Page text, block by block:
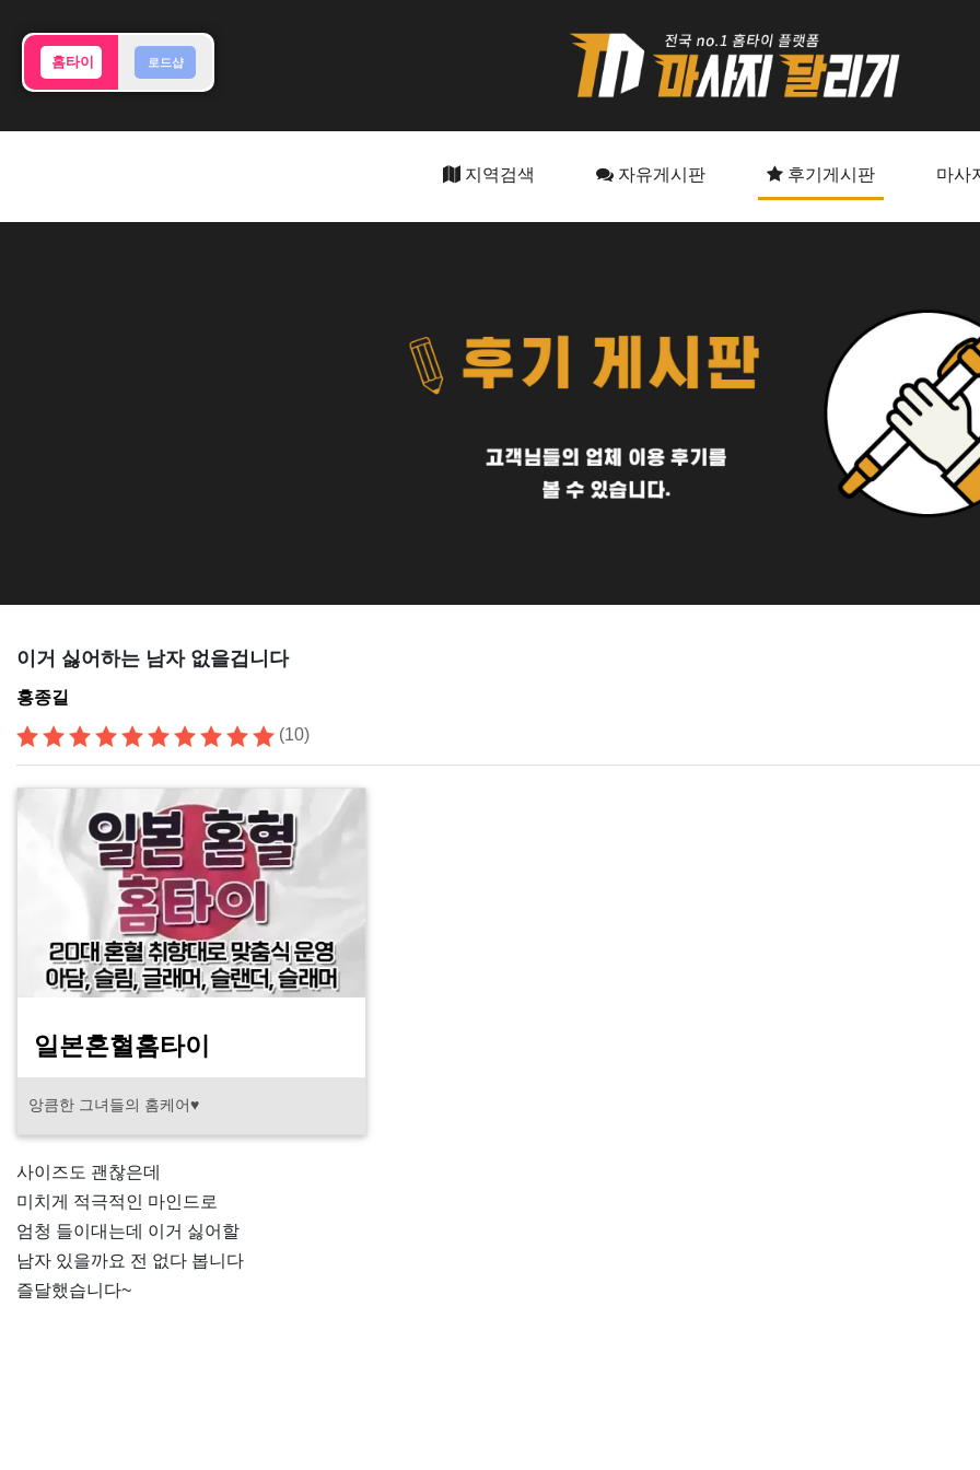
홈타이 로드샵
지역검색 자유게시판 후기게시판 마사
이거 싫어하는 남자 없을겁니다
홍종길
(10)
일본혼혈홈타이
앙큼한 그녀들의 홈케어♥
사이즈도 괜찮은데
미치게 적극적인 마인드로
엄청 들이대는데 이거 싫어할
남자 있을까요 전 없다 봅니다
즐달했습니다~